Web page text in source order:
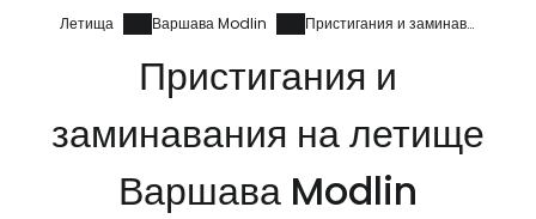
Летища Варшава Modlin Пристигания и заминавания
Пристигания и
заминавания на летище
Варшава Modlin
... световната общност на туристите
Продължете с Facebook